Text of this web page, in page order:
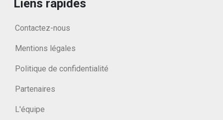
Liens rapides
Contactez-nous
Mentions légales
Politique de confidentialité
Partenaires
L'équipe